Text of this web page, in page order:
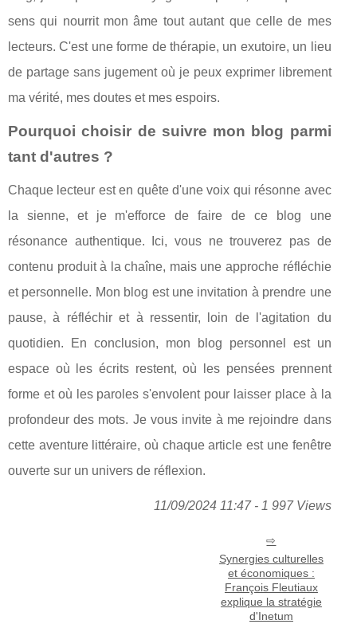
sens qui nourrit mon âme tout autant que celle de mes
lecteurs. C'est une forme de thérapie, un exutoire, un lieu
de partage sans jugement où je peux exprimer librement
ma vérité, mes doutes et mes espoirs.
Pourquoi choisir de suivre mon blog parmi
tant d'autres ?
Chaque lecteur est en quête d'une voix qui résonne avec
la sienne, et je m'efforce de faire de ce blog une
résonance authentique. Ici, vous ne trouverez pas de
contenu produit à la chaîne, mais une approche réfléchie
et personnelle. Mon blog est une invitation à prendre une
pause, à réfléchir et à ressentir, loin de l'agitation du
quotidien. En conclusion, mon blog personnel est un
espace où les écrits restent, où les pensées prennent
forme et où les paroles s'envolent pour laisser place à la
profondeur des mots. Je vous invite à me rejoindre dans
cette aventure littéraire, où chaque article est une fenêtre
ouverte sur un univers de réflexion.
11/09/2024 11:47 - 1 997 Views
Synergies culturelles
et économiques :
François Fleutiaux
explique la stratégie
d'Inetum